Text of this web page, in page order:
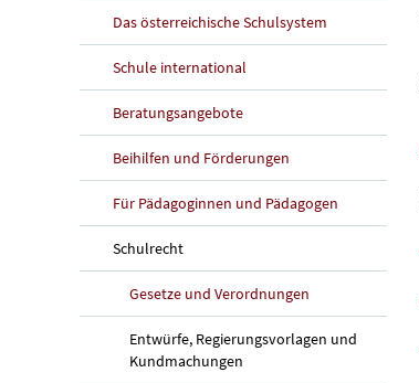
Das österreichische Schulsystem
Schule international
Beratungsangebote
Beihilfen und Förderungen
Für Pädagoginnen und Pädagogen
Schulrecht
Gesetze und Verordnungen
Entwürfe, Regierungsvorlagen und
Kundmachungen